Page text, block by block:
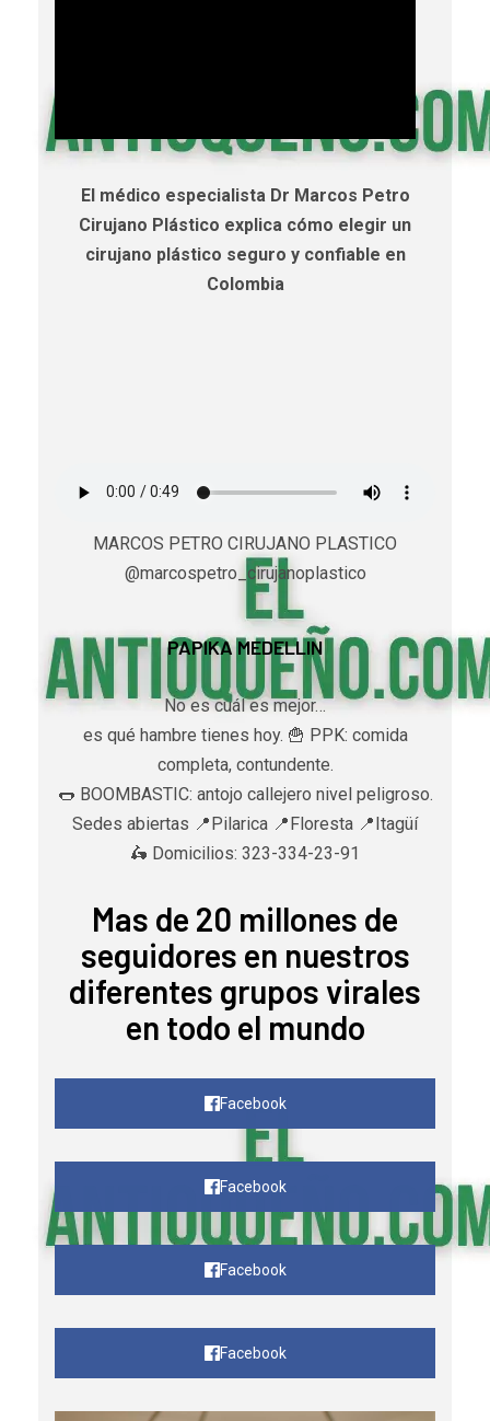
El médico especialista Dr Marcos Petro
Cirujano Plástico explica cómo elegir un
cirujano plástico seguro y confiable en
Colombia
MARCOS PETRO CIRUJANO PLASTICO
@marcospetro_cirujanoplastico
PAPIKA MEDELLIN
No es cuál es mejor…
es qué hambre tienes hoy. 🍟 PPK: comida
completa, contundente.
🌭 BOOMBASTIC: antojo callejero nivel peligroso.
Sedes abiertas 📍Pilarica 📍Floresta 📍Itagüí
🛵 Domicilios: 323-334-23-91
Mas de 20 millones de
seguidores en nuestros
diferentes grupos virales
en todo el mundo
Facebook
Facebook
Facebook
Facebook